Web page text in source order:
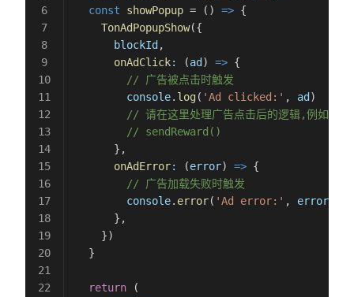
  const
showPopup = () => {
    TonAdPopupShow
({
      blockId
,
      onAdClick
: (ad ) => {
        // 广告被点击时触发
        console
. log( 'Ad clicked:' , ad )
// 请在这里处理广告点击后的逻辑,例如发放
        // sendReward()
      },
      onAdError
: (error) => {
        // 广告加载失败时触发
        console
. error( 'Ad error:' , error
      },
    })
  }
  return
(